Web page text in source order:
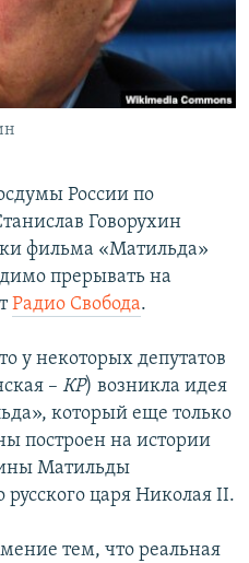
России по
Говорухин
фильма «Матильда»
прерывать на
Радио Свобода.
у некоторых депутатов
– КР) возникла идея
который еще только
построен на истории
Матильды
царя Николая II.
тем, что реальная